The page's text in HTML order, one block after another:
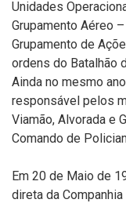
Unidades
Grupamento Aéreo
Grupamento de
ordens do Batalhão
Ainda no mesmo
responsável pelos
Viamão, Alvorada e
Comando de
Em 20 de Maio de
direta da